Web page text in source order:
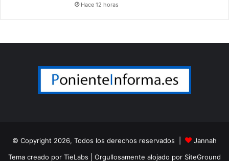
Hace 12 horas
© Copyright 2026, Todos los derechos reservados |
Jannah
Tema creado por TieLabs | Orgullosamente alojado por SiteGround